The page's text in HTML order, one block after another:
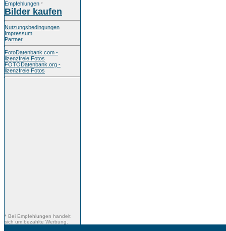
Empfehlungen *
Bilder kaufen
Nutzungsbedingungen
Impressum
Partner
FotoDatenbank.com -
lizenzfreie Fotos
FOTODatenbank.org -
lizenzfreie Fotos
* Bei Empfehlungen handelt
sich um bezahlte Werbung.